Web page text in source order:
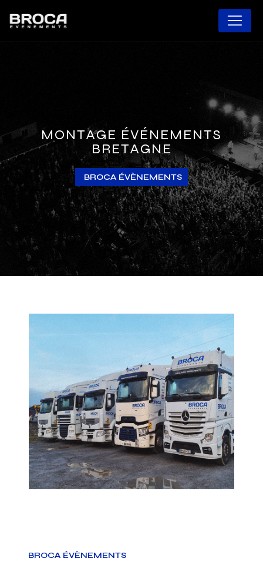
MONTAGE ÉVÉNEMENTS
BRETAGNE
BROCA ÉVÈNEMENTS
BROCA ÉVÈNEMENTS